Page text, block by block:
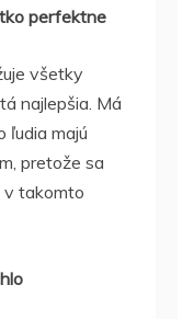
perfektne
všetky
najlepšia. Má
ľudia majú
pretože sa
v takomto